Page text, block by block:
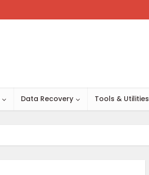
Data Recovery Tools & Utilities